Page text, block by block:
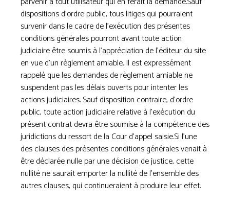
dispositions d’ordre public, tous litiges qui pourraient
survenir dans le cadre de l’exécution des présentes
conditions générales pourront avant toute action
judiciaire être soumis à l’appréciation de l’éditeur du site
en vue d’un règlement amiable. Il est expressément
rappelé que les demandes de règlement amiable ne
suspendent pas les délais ouverts pour intenter les
actions judiciaires. Sauf disposition contraire, d’ordre
public, toute action judiciaire relative à l’exécution du
présent contrat devra être soumise à la compétence des
juridictions du ressort de la Cour d’appel saisie.Si l’une
des clauses des présentes conditions générales venait à
être déclarée nulle par une décision de justice, cette
nullité ne saurait emporter la nullité de l’ensemble des
autres clauses, qui continueraient à produire leur effet.